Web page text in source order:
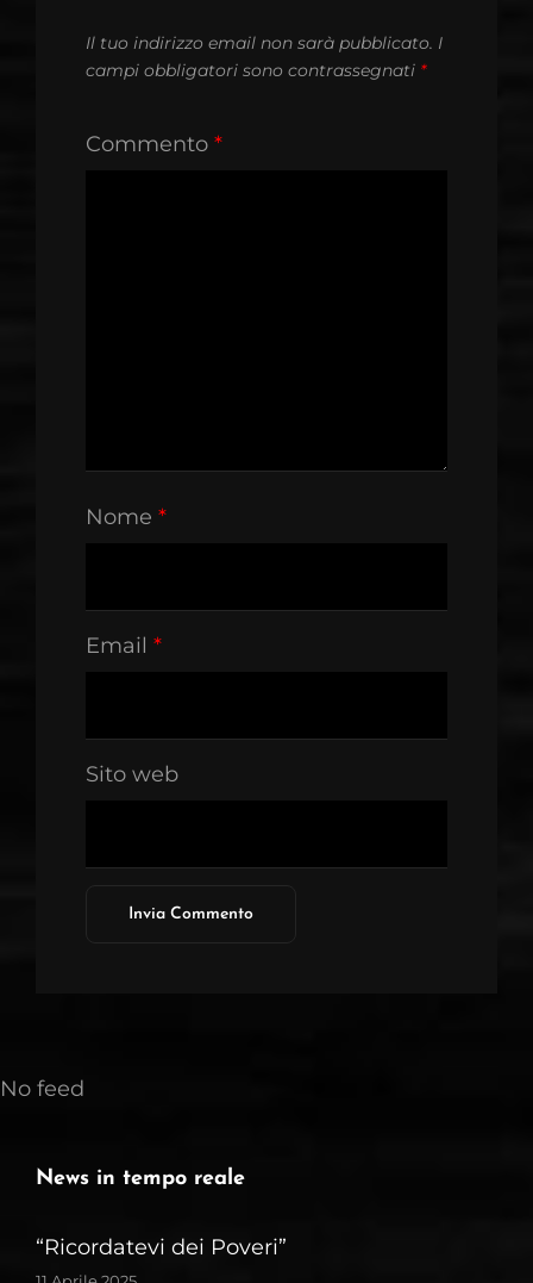
Il tuo indirizzo email non sarà pubblicato. I
campi obbligatori sono contrassegnati *
Commento *
Nome *
Email *
Sito web
No feed
News in tempo reale
“Ricordatevi dei Poveri”